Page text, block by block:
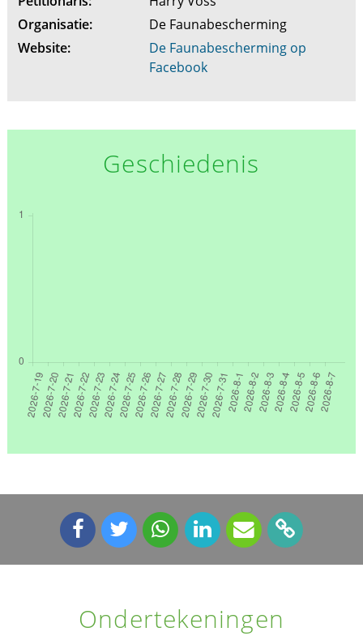
Organisatie:
De Faunabescherming
Website:
De Faunabescherming op
Facebook
Geschiedenis
Ondertekeningen